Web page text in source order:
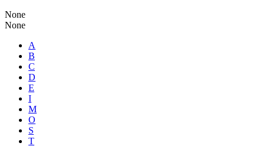
None
None
A
B
C
D
E
I
M
O
S
T